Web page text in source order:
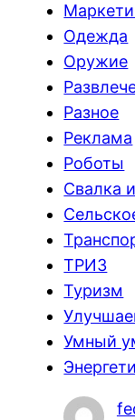
Одежда
Оружие
Разное
Реклама
Роботы
Свалка
ТРИЗ
Туризм
Умный